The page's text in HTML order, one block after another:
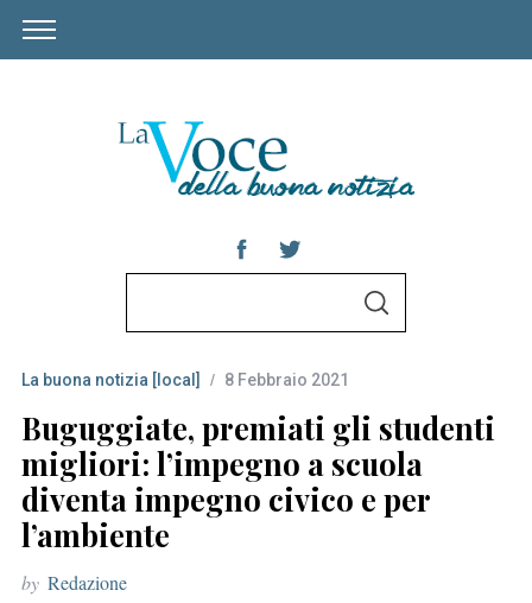
r
c
h
o
r
:
S
La buona notizia [local] 8 Febbraio 2021
Buguggiate, premiati gli studenti
migliori: l’impegno a scuola
diventa impegno civico e per
l’ambiente
by Redazione